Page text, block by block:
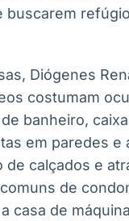
buscarem
Diógenes
costumam
banheiro,
em paredes e
de calçados e
de
casa de